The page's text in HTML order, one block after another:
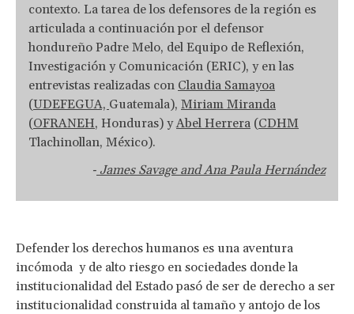
contexto. La tarea de los defensores de la región es
articulada a continuación por el defensor
hondureño Padre Melo, del Equipo de Reflexión,
Investigación y Comunicación (ERIC), y en las
entrevistas realizadas con Claudia Samayoa
(UDEFEGUA, Guatemala), Miriam Miranda
(OFRANEH, Honduras) yAbel Herrera (CDHM
Tlachinollan, México).
- James Savage and Ana Paula Hernández
Defender los derechos humanos es una aventura
incómoda y de alto riesgo en sociedades donde la
institucionalidad del Estado pasó de ser de derecho a ser
institucionalidad construida al tamaño y antojo de los